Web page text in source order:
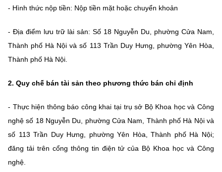
website này)
- Hình thức nộp tiền: Nộp tiền mặt hoặc chuyển khoản
- Địa điểm lưu trữ lài sản: Số 18 Nguyễn Du, phường Cửa Nam,
Thành phố Hà Nội và số 113 Trần Duy Hưng, phường Yên Hòa,
Thành phố Hà Nội.
2. Quy chế bán tài sản theo phương thức bán chỉ định
- Thực hiện thông báo công khai tại trụ sở Bộ Khoa học và Công
nghệ số 18 Nguyễn Du, phường Cửa Nam, Thành phố Hà Nội và
số 113 Trần Duy Hưng, phường Yên Hòa, Thành phố Hà Nội;
đăng tải trên cổng thông tin điện tử của Bộ Khoa học và Công
nghệ.